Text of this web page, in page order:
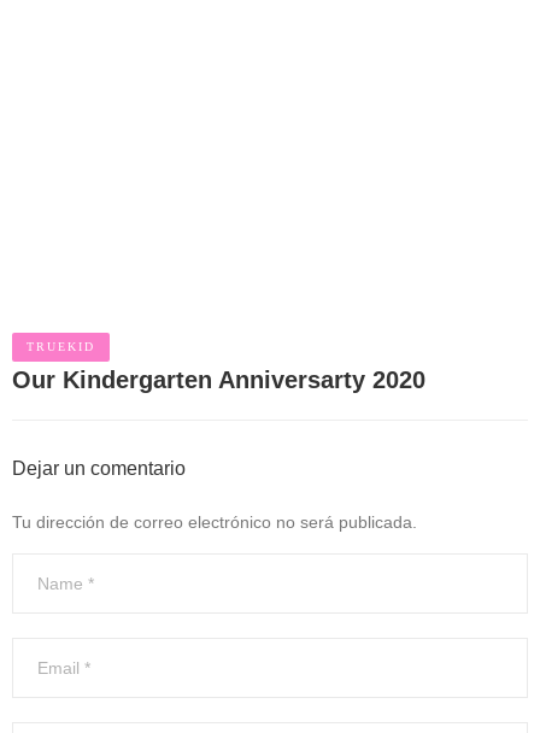
TRUEKID
Our Kindergarten Anniversarty 2020
Dejar un comentario
Tu dirección de correo electrónico no será publicada.